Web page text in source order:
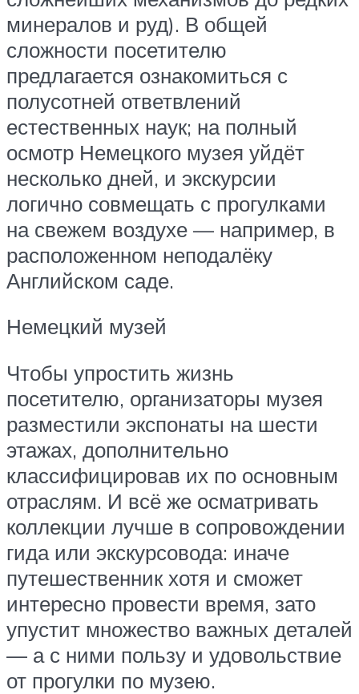
минералов и руд). В общей
сложности посетителю
предлагается ознакомиться с
полусотней ответвлений
естественных наук; на полный
осмотр Немецкого музея уйдёт
несколько дней, и экскурсии
логично совмещать с прогулками
на свежем воздухе — например, в
расположенном неподалёку
Английском саде.
Немецкий музей
Чтобы упростить жизнь
посетителю, организаторы музея
разместили экспонаты на шести
этажах, дополнительно
классифицировав их по основным
отраслям. И всё же осматривать
коллекции лучше в сопровождении
гида или экскурсовода: иначе
путешественник хотя и сможет
интересно провести время, зато
упустит множество важных деталей
— а с ними пользу и удовольствие
от прогулки по музею.